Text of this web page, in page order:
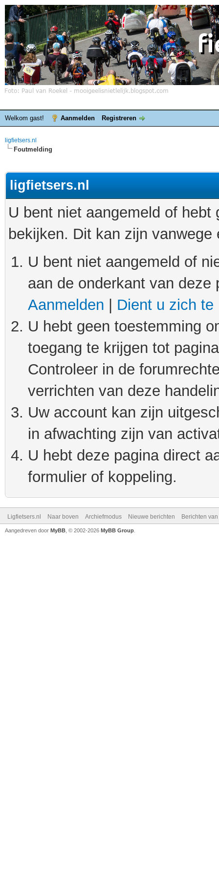
Welkom gast! Aanmelden Registreren
ligfietsers.nl
Foutmelding
ligfietsers.nl
U bent niet aangemeld of
bekijken. Dit kan zijn
U bent niet aangemeld of
aan de onderkant van
Aanmelden
Dient u zich te
U hebt geen toestemming
toegang te krijgen tot
Controleer in de
verrichten van deze
Uw account kan zijn
in afwachting zijn van
U hebt deze pagina direct
formulier of koppeling.
Ligfietsers.nl Naar boven Archiefmodus Nieuwe berichten Berichten
Aangedreven door MyBB , © 2002-2026 MyBB Group